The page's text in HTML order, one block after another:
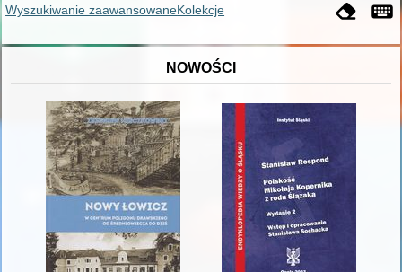
Wyszukiwanie zaawansowaneKolekcje
NOWOŚCI